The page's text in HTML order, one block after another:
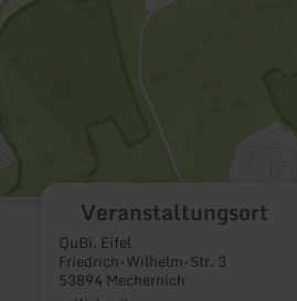
Veranstaltungsort
QuBi. Eifel
Friedrich-Wilhelm-Str. 3
53894 Mechernich